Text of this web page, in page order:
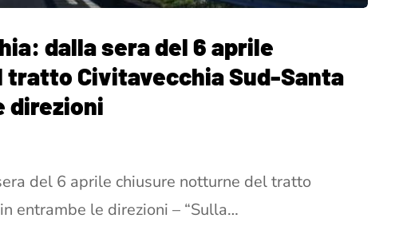
dalla sera del 6 aprile
Civitavecchia Sud-Santa
direzioni
del 6 aprile chiusure notturne del tratto
entrambe le direzioni – “Sulla…